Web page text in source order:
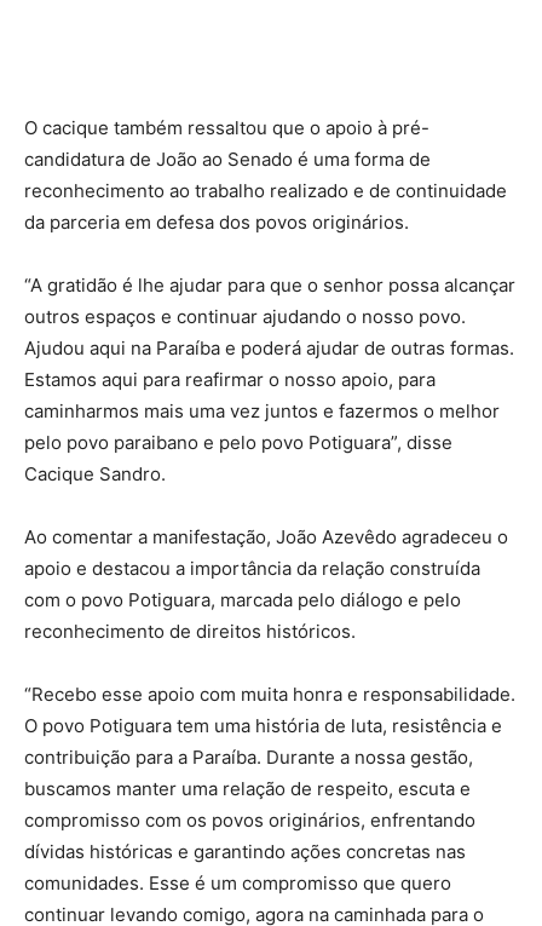
O cacique também ressaltou que o apoio à pré-
candidatura de João ao Senado é uma forma de
reconhecimento ao trabalho realizado e de continuidade
da parceria em defesa dos povos originários.
“A gratidão é lhe ajudar para que o senhor possa alcançar
outros espaços e continuar ajudando o nosso povo.
Ajudou aqui na Paraíba e poderá ajudar de outras formas.
Estamos aqui para reafirmar o nosso apoio, para
caminharmos mais uma vez juntos e fazermos o melhor
pelo povo paraibano e pelo povo Potiguara”, disse
Cacique Sandro.
Ao comentar a manifestação, João Azevêdo agradeceu o
apoio e destacou a importância da relação construída
com o povo Potiguara, marcada pelo diálogo e pelo
reconhecimento de direitos históricos.
“Recebo esse apoio com muita honra e responsabilidade.
O povo Potiguara tem uma história de luta, resistência e
contribuição para a Paraíba. Durante a nossa gestão,
buscamos manter uma relação de respeito, escuta e
compromisso com os povos originários, enfrentando
dívidas históricas e garantindo ações concretas nas
comunidades. Esse é um compromisso que quero
continuar levando comigo, agora na caminhada para o